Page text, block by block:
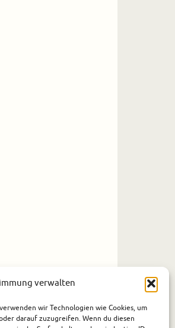
verwalten
wir Technologien wie Cookies, um
darauf zuzugreifen. Wenn du diesen